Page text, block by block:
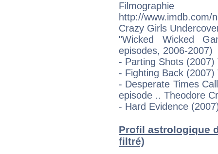
http://www.imdb.com/
Crazy Girls
"Wicked Wicked
episodes, 2006-2007)
- Parting Shots
- Fighting Back
- Desperate Times
episode .. Theodore
- Hard Evidence
Profil astrologique
filtré)